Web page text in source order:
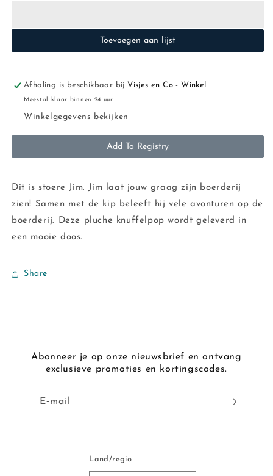
Jim
Jim
Toevoegen aan lijst
Afhaling is beschikbaar bijVisjes en Co - Winkel
Meestal klaar binnen 24 uur
Winkelgegevens bekijken
Add To Registry
Dit is stoere Jim. Jim laat jouw graag zijn boerderij
zien! Samen met de kip beleeft hij vele avonturen op de
boerderij. Deze pluche knuffelpop wordt geleverd in
een mooie doos.
Share
Abonneer je op onze nieuwsbrief en ontvang
exclusieve promoties en kortingscodes.
E‑mail
Land/regio